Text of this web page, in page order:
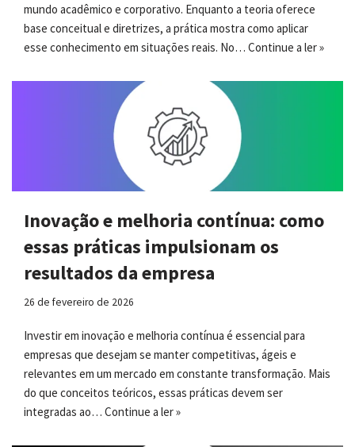
mundo acadêmico e corporativo. Enquanto a teoria oferece
base conceitual e diretrizes, a prática mostra como aplicar
esse conhecimento em situações reais. No… Continue a ler »
Inovação e melhoria contínua: como
essas práticas impulsionam os
resultados da empresa
26 de fevereiro de 2026
Investir em inovação e melhoria contínua é essencial para
empresas que desejam se manter competitivas, ágeis e
relevantes em um mercado em constante transformação. Mais
do que conceitos teóricos, essas práticas devem ser
integradas ao… Continue a ler »